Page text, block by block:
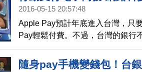
4.0
2016-05-15 20:57:48
Apple Pay預計年底進入台灣，只
Pay輕鬆付費。不過，台灣的銀行
系統建置成本，銀行想賺錢，恐怕
隨身pay手機變錢包！台